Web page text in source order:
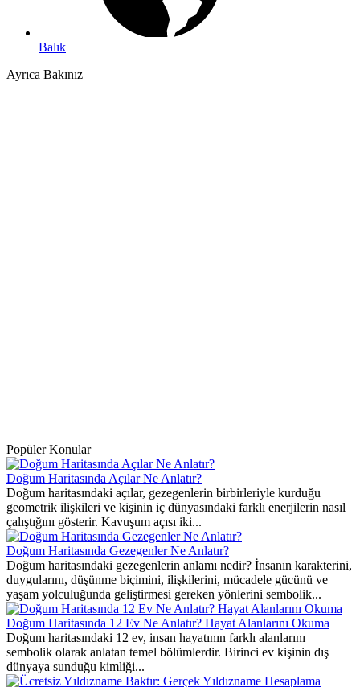
Balık
Ayrıca Bakınız
Popüler Konular
Doğum Haritasında Açılar Ne Anlatır?
Doğum haritasındaki açılar, gezegenlerin birbirleriyle kurduğu
geometrik ilişkileri ve kişinin iç dünyasındaki farklı enerjilerin nasıl
çalıştığını gösterir. Kavuşum açısı iki...
Doğum Haritasında Gezegenler Ne Anlatır?
Doğum haritasındaki gezegenlerin anlamı nedir? İnsanın karakterini,
duygularını, düşünme biçimini, ilişkilerini, mücadele gücünü ve
yaşam yolculuğunda geliştirmesi gereken yönlerini sembolik...
Doğum Haritasında 12 Ev Ne Anlatır? Hayat Alanlarını Okuma
Doğum haritasındaki 12 ev, insan hayatının farklı alanlarını
sembolik olarak anlatan temel bölümlerdir. Birinci ev kişinin dış
dünyaya sunduğu kimliği...